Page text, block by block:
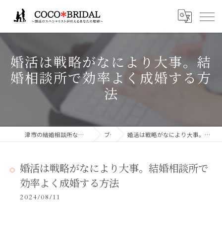
婚活は戦略がなにより大事。結
婚相談所で効率よく成婚する方
法
津市の結婚相談所ならCocoBridalココブライダル ブログ 婚活は戦略がなにより大事。結婚相談所で効率よく成婚する方法
婚活は戦略がなにより大事。結婚相談所で
効率よく成婚する方法
2024/08/11